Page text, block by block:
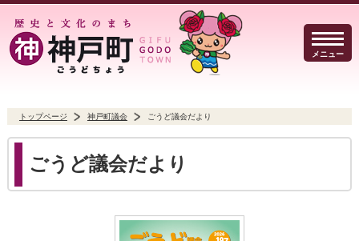
メニュー
暮らしのガイド イベント・観光
トップページ 神戸町議会 ごうど議会だより
ごうど議会だより